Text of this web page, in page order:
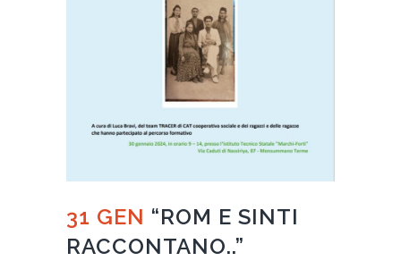
31 GEN “ROM E SINTI
RACCONTANO..”